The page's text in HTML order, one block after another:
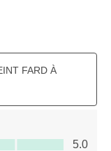
FARD À
5.0